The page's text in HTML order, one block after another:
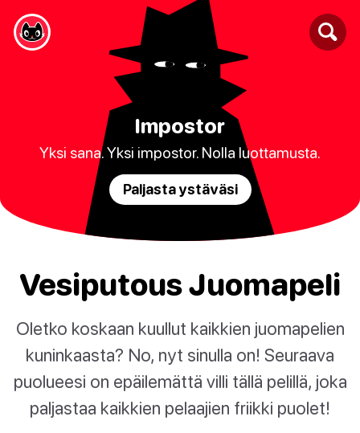
Impostor
Yksi sana. Yksi impostor. Nolla luottamusta.
Paljasta ystäväsi
Vesiputous Juomapeli
Oletko koskaan kuullut kaikkien juomapelien
kuninkaasta? No, nyt sinulla on! Seuraava
puolueesi on epäilemättä villi tällä pelillä, joka
paljastaa kaikkien pelaajien friikki puolet!